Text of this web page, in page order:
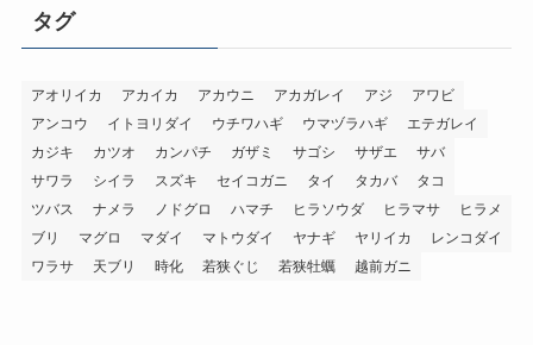
タグ
アオリイカ アカイカ アカウニ アカガレイ アジ
アワビ
アンコウ
イトヨリダイ ウチワハギ ウマヅラハギ
エテガレイ
カジキ
カツオ カンパチ ガザミ サゴシ サザエ
サバ
サワラ
シイラ スズキ セイコガニ タイ タカバ
タコ
ツバス
ナメラ ノドグロ ハマチ ヒラソウダ ヒラマサ
ヒラメ
ブリ
マグロ マダイ マトウダイ ヤナギ ヤリイカ
レンコダイ
ワラサ
天ブリ 時化 若狭ぐじ 若狭牡蠣 越前ガニ